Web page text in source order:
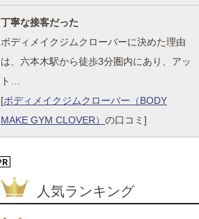
丁寧な接客だった
ボディメイクジムクローバーに決めた理由
は、六本木駅から徒歩3分圏内にあり、アッ
ト…
[ボディメイクジムクローバー（BODY
MAKE GYM CLOVER） の口コミ]
人気ランキング